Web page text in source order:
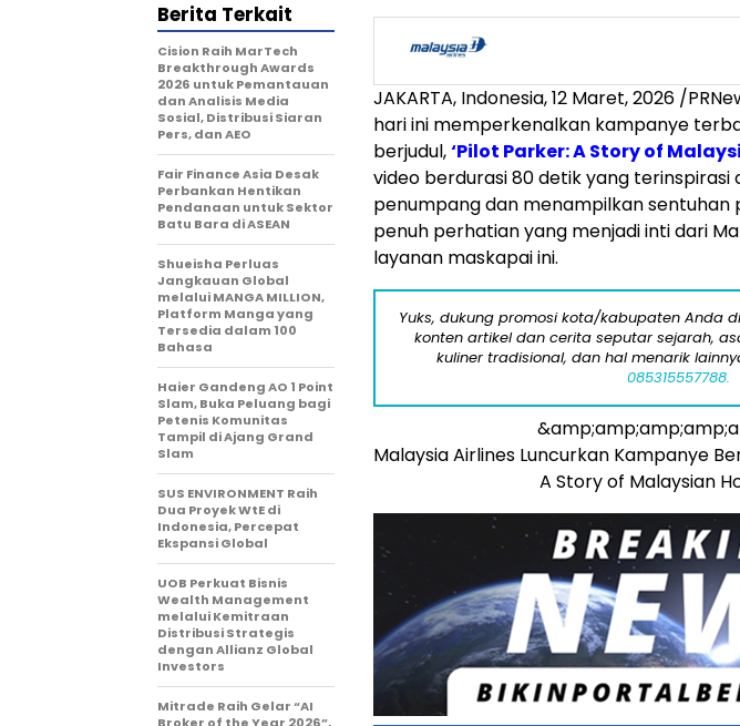
JAKARTA, Indonesia,12 Maret, 2026 /
hari ini memperkenalkan kampanye
berjudul,‘Pilot Parker: A Story of
video berdurasi 80 detik yang terinspirasi
penumpang dan menampilkan sentuhan
penuh perhatian yang menjadi inti dari
layanan maskapai ini.
Yuks, dukung promosi kota/kabupaten Anda
konten artikel dan cerita seputar sejarah,
kuliner tradisional, dan hal menarik
085315557788.
Malaysia Airlines Luncurkan Kampanye
A Story of Malaysian
Berita Terkait
Cision Raih MarTech
Breakthrough Awards
2026 untuk Pemantauan
dan Analisis Media
Sosial, Distribusi Siaran
Pers, dan AEO
Fair Finance Asia Desak
Perbankan Hentikan
Pendanaan untuk Sektor
Batu Bara di ASEAN
Shueisha Perluas
Jangkauan Global
melalui MANGA MILLION,
Platform Manga yang
Tersedia dalam 100
Bahasa
Haier Gandeng AO 1 Point
Slam, Buka Peluang bagi
Petenis Komunitas
Tampil di Ajang Grand
Slam
SUS ENVIRONMENT Raih
Dua Proyek WtE di
Indonesia, Percepat
Ekspansi Global
UOB Perkuat Bisnis
Wealth Management
melalui Kemitraan
Distribusi Strategis
dengan Allianz Global
Investors
Mitrade Raih Gelar “AI